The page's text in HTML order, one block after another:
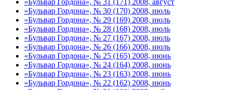
«Бульвар Гордона», № 30 (170) 2008, июль
«Бульвар Гордона», № 29 (169) 2008, июль
«Бульвар Гордона», № 28 (168) 2008, июль
«Бульвар Гордона», № 27 (167) 2008, июль
«Бульвар Гордона», № 26 (166) 2008, июль
«Бульвар Гордона», № 25 (165) 2008, июнь
«Бульвар Гордона», № 24 (164) 2008, июнь
«Бульвар Гордона», № 23 (163) 2008, июнь
«Бульвар Гордона», № 22 (162) 2008, июнь